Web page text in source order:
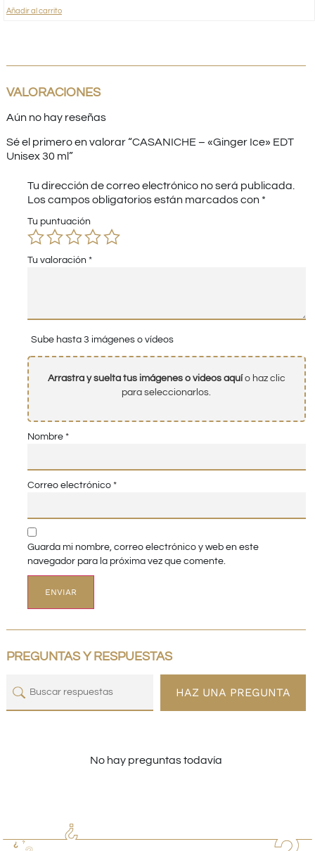
Añadir al carrito
VALORACIONES
Aún no hay reseñas
Sé el primero en valorar “CASANICHE – «Ginger Ice» EDT
Unisex 30 ml”
Tu dirección de correo electrónico no será publicada.
Los campos obligatorios están marcados con *
Tu puntuación
Tu valoración *
Sube hasta 3 imágenes o vídeos
Arrastra y suelta tus imágenes o videos aquío haz clic
para seleccionarlos.
Nombre *
Correo electrónico *
Guarda mi nombre, correo electrónico y web en este
navegador para la próxima vez que comente.
PREGUNTAS Y RESPUESTAS
HAZ UNA PREGUNTA
No hay preguntas todavía